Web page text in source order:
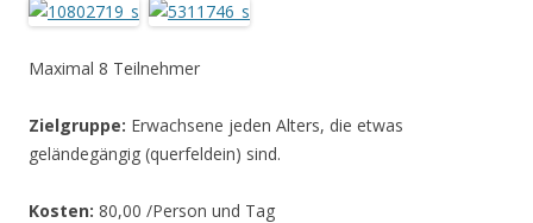
Maximal 8 Teilnehmer
Zielgruppe: Erwachsene jeden Alters, die etwas
geländegängig (querfeldein) sind.
Kosten: 80,00 /Person und Tag